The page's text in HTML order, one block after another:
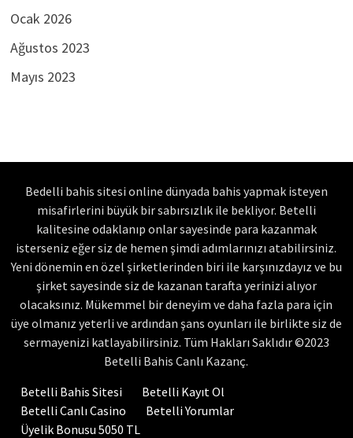
Ocak 2026
Ağustos 2023
Mayıs 2023
Bedelli bahis sitesi online dünyada bahis yapmak isteyen
misafirlerini büyük bir sabırsızlık ile bekliyor. Betelli
kalitesine odaklanıp onlar sayesinde para kazanmak
isterseniz eğer siz de hemen şimdi adımlarınızı atabilirsiniz.
Yeni dönemin en özel şirketlerinden biri ile karşınızdayız ve bu
şirket sayesinde siz de kazanan tarafta yerinizi alıyor
olacaksınız. Mükemmel bir deneyim ve daha fazla para için
üye olmanız yeterli ve ardından şans oyunları ile birlikte siz de
sermayenizi katlayabilirsiniz. Tüm Hakları Saklıdır ©2023
Betelli Bahis Canlı Kazanç.
Betelli Bahis Sitesi
Betelli Kayıt Ol
Betelli Canlı Casino
Betelli Yorumlar
Üyelik Bonusu 5050 TL